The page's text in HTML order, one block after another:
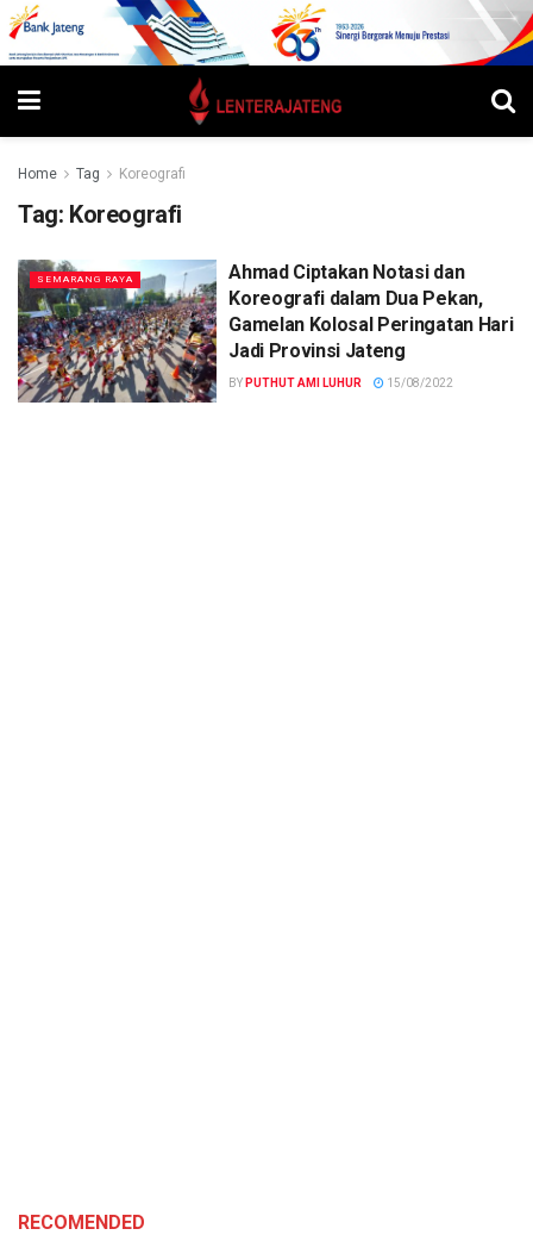
Home Tag Koreografi
Tag: Koreografi
SEMARANG RAYA
Ahmad Ciptakan Notasi dan
Koreografi dalam Dua Pekan,
Gamelan Kolosal Peringatan Hari
Jadi Provinsi Jateng
BY PUTHUT AMI LUHUR 15/08/2022
RECOMENDED